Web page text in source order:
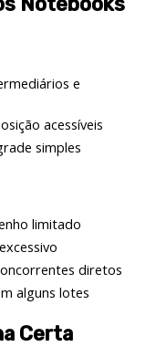
e
acessíveis
simples
limitado
diretos
alguns lotes
Certa